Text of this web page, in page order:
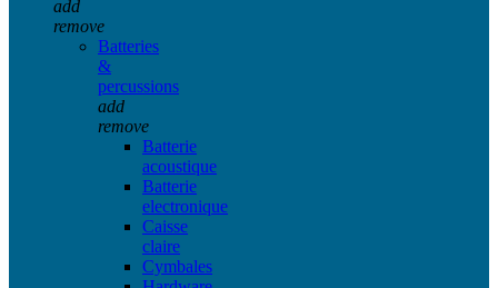
add
remove
Batteries
&
percussions
add
remove
Batterie
acoustique
Batterie
electronique
Caisse
claire
Cymbales